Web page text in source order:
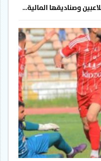
وصناديقها المالية…